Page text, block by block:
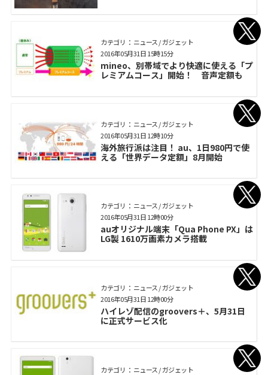
カテゴリ： ニュース / ガジェット
mineo、別帯域でより快適に使える「プ
レミアムコース」開始！ 音声定額も
2016年05月31日 15時15分
カテゴリ： ニュース / ガジェット
海外旅行派は注目！ au、1日980円で使
える「世界データ定額」8月開始
2016年05月31日 12時10分
カテゴリ： ニュース / ガジェット
auオリジナル端末「Qua Phone PX」は
LG製 1610万画素カメラ搭載
2016年05月31日 12時00分
カテゴリ： ニュース / ガジェット
ハイレゾ配信のgroovers＋、5月31日
に正式サービス化
2016年05月31日 12時00分
カテゴリ： ニュース / ガジェット